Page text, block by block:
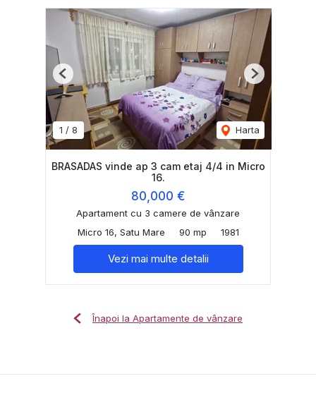
1 / 8 Harta
Previous Next
BRASADAS vinde ap 3 cam etaj 4/4 in Micro
16.
80,000 €
Apartament cu 3 camere de vânzare
Micro 16, Satu Mare
90 mp 1981
Vezi mai multe detalii
Înapoi la Apartamente de vânzare